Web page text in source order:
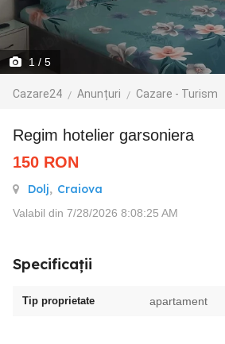
1 / 5
Cazare24 Anunțuri Cazare - Turism
regim hotelier garsoniera
150 RON
Dolj, Craiova
Valabil din 7/28/2026 8:08:25 AM
Specificații
Tip proprietate apartament